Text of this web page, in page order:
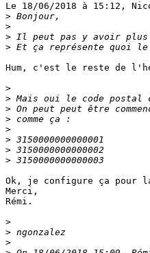
Le 18/06/2018 à 15:12,
>
>
>
>
Hum, c'est le reste de
>
>
>
>
>
>
>
>
Ok, je configure ça pour
Merci,
Rémi.
>
>
>